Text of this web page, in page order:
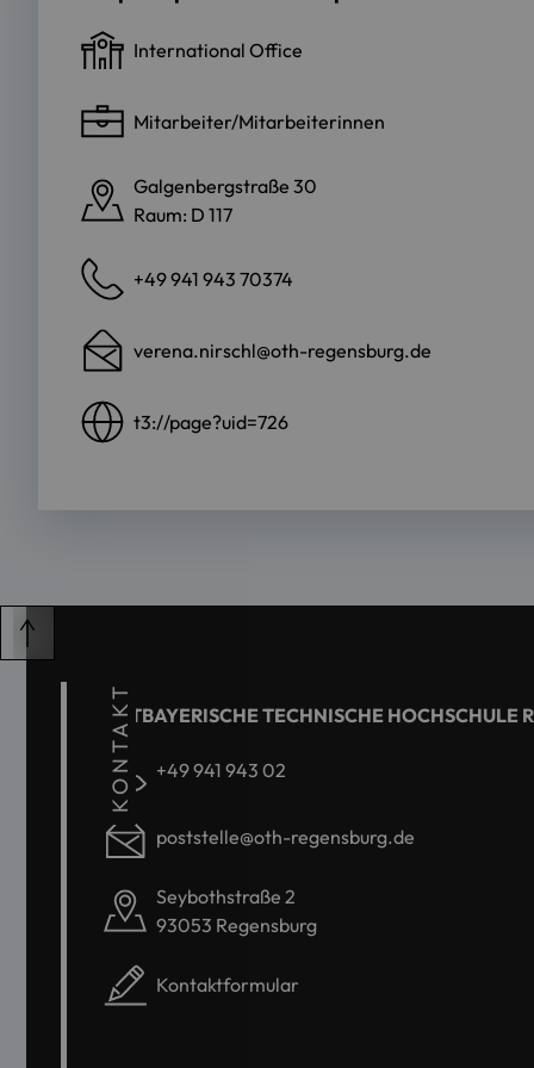
International Office
Mitarbeiter/Mitarbeiterinnen
Galgenbergstraße 30
Raum: D 117
+49 941 943 70374
verena.nirschl@oth-regensburg.de
t3://page?uid=726
KONTAKT
OSTBAYERISCHE TECHNISCHE HOCHSCHULE
+49 941 943 02
poststelle@oth-regensburg.de
Seybothstraße 2
93053 Regensburg
Kontaktformular